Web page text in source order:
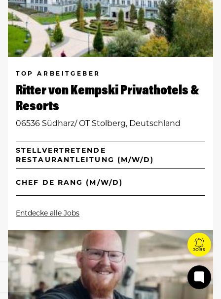
TOP ARBEITGEBER
Ritter von Kempski Privathotels &
Resorts
06536 Südharz/ OT Stolberg, Deutschland
STELLVERTRETENDE
RESTAURANTLEITUNG (M/W/D)
CHEF DE RANG (M/W/D)
Entdecke alle Jobs
JOBS